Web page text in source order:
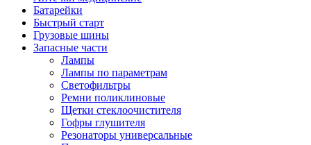
Батарейки
Быстрый старт
Грузовые шины
Запасные части
Лампы
Лампы по параметрам
Светофильтры
Ремни поликлиновые
Щетки стеклоочистителя
Гофры глушителя
Резонаторы универсальные